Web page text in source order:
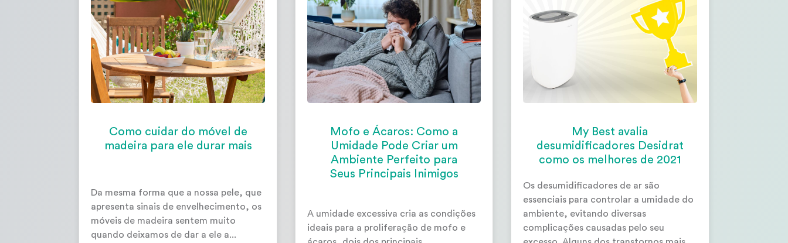
Como cuidar do móvel de
madeira para ele durar mais
Da mesma forma que a nossa pele, que
apresenta sinais de envelhecimento, os
móveis de madeira sentem muito
quando deixamos de dar a ele a...
Mofo e Ácaros: Como a
Umidade Pode Criar um
Ambiente Perfeito para
Seus Principais Inimigos
A umidade excessiva cria as condições
ideais para a proliferação de mofo e
My Best avalia
desumidificadores Desidrat
como os melhores de 2021
Os desumidificadores de ar são
essenciais para controlar a umidade do
ambiente, evitando diversas
complicações causadas pelo seu